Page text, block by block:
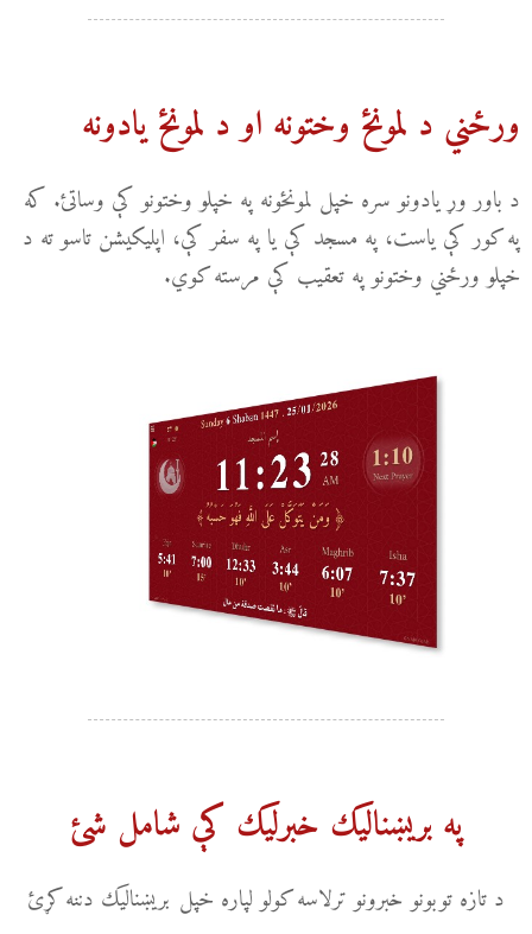
ورځني د لمونځ وختونه او د لمونځ یادونه
د باور وړ یادونو سره خپل لمونځونه په خپلو وختونو کې وساتئ. که
په کور کې یاست، په مسجد کې یا په سفر کې، اپلیکیشن تاسو ته د
خپلو ورځني وختونو په تعقیب کې مرسته کوي.
په بریښناليک خبرلیک کې شامل شئ
د تازه توبونو خبرونو ترلاسه کولو لپاره خپل بریښناليک دننه کړئ